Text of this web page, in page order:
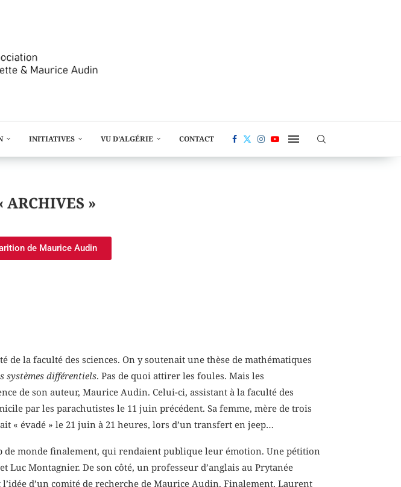
INITIATIVES VU D’ALGÉRIE CONTACT
ARCHIVES »
de Maurice Audin
de la faculté des sciences. On y soutenait une thèse de mathématiques
systèmes différentiels. Pas de quoi attirer les foules. Mais les
de son auteur, Maurice Audin. Celui-ci, assistant à la faculté des
par les parachutistes le 11 juin précédent. Sa femme, mère de trois
« évadé » le 21 juin à 21 heures, lors d’un transfert en jeep…
de monde finalement, qui rendaient publique leur émotion. Une pétition
Montagnier. De son côté, un professeur d’anglais au Prytanée
d’un comité de recherche de Maurice Audin. Finalement, Laurent